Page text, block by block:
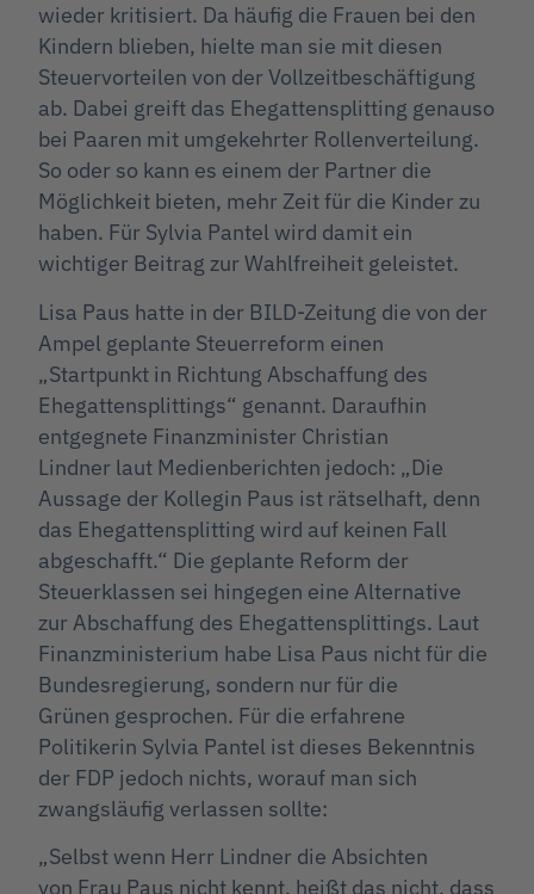
wieder kritisiert. Da häufig die Frauen bei den
Kindern blieben, hielte man sie mit diesen
Steuervorteilen von der Vollzeitbeschäftigung
ab. Dabei greift das Ehegattensplitting genauso
bei Paaren mit umgekehrter Rollenverteilung.
So oder so kann es einem der Partner die
Möglichkeit bieten, mehr Zeit für die Kinder zu
haben. Für Sylvia Pantel wird damit ein
wichtiger Beitrag zur Wahlfreiheit geleistet.
Lisa Paus hatte in der BILD-Zeitung die von der
Ampel geplante Steuerreform einen
„Startpunkt in Richtung Abschaffung des
Ehegattensplittings“ genannt. Daraufhin
entgegnete Finanzminister Christian
Lindner laut Medienberichten jedoch: „Die
Aussage der Kollegin Paus ist rätselhaft, denn
das Ehegattensplitting wird auf keinen Fall
abgeschafft.“ Die geplante Reform der
Steuerklassen sei hingegen eine Alternative
zur Abschaffung des Ehegattensplittings. Laut
Finanzministerium habe Lisa Paus nicht für die
Bundesregierung, sondern nur für die
Grünen gesprochen. Für die erfahrene
Politikerin Sylvia Pantel ist dieses Bekenntnis
der FDP jedoch nichts, worauf man sich
zwangsläufig verlassen sollte:
„Selbst wenn Herr Lindner die Absichten
von Frau Paus nicht kennt, heißt das nicht, dass